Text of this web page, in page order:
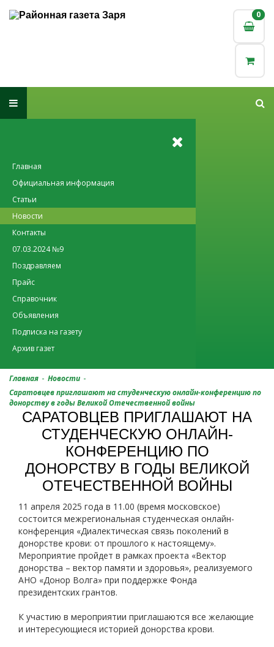
0
0
Главная
Официальная информация
Статьи
Новости
Контакты
07.03.2024 №9
Поздравляем
Прайс
Справочник
Объявления
Подписка на газету
Архив газет
Главная - Новости -
Саратовцев приглашают на студенческую онлайн-конференцию по
донорству в годы Великой Отечественной войны
САРАТОВЦЕВ ПРИГЛАШАЮТ НА
СТУДЕНЧЕСКУЮ ОНЛАЙН-
КОНФЕРЕНЦИЮ ПО
ДОНОРСТВУ В ГОДЫ ВЕЛИКОЙ
ОТЕЧЕСТВЕННОЙ ВОЙНЫ
11 апреля 2025 года в 11.00 (время московское)
состоится межрегиональная студенческая онлайн-
конференция «Диалектическая связь поколений в
донорстве крови: от прошлого к настоящему».
Мероприятие пройдет в рамках проекта «Вектор
донорства – вектор памяти и здоровья», реализуемого
АНО «Донор Волга» при поддержке Фонда
президентских грантов.
К участию в мероприятии приглашаются все желающие
и интересующиеся историей донорства крови.